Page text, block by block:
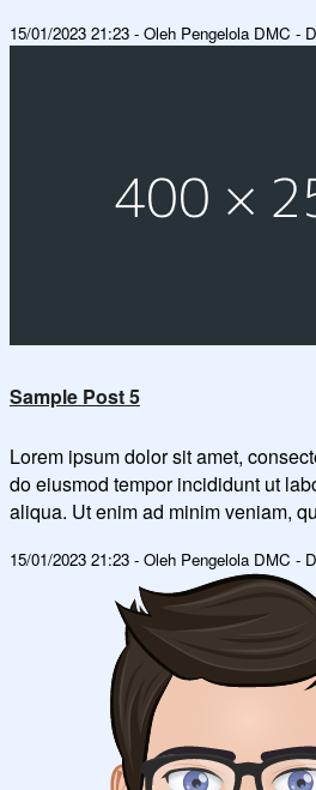
15/01/2023 21:23 - Oleh Pengelola DMC -
Sample Post 5
Lorem ipsum dolor sit amet,
do eiusmod tempor incididunt ut
aliqua. Ut enim ad minim veniam,
15/01/2023 21:23 - Oleh Pengelola DMC -